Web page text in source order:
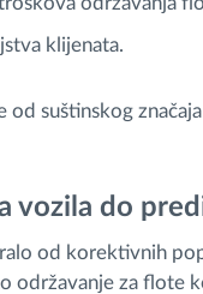
klijenata.
suštinskog
vozila do
od korektivnih
održavanje za flote